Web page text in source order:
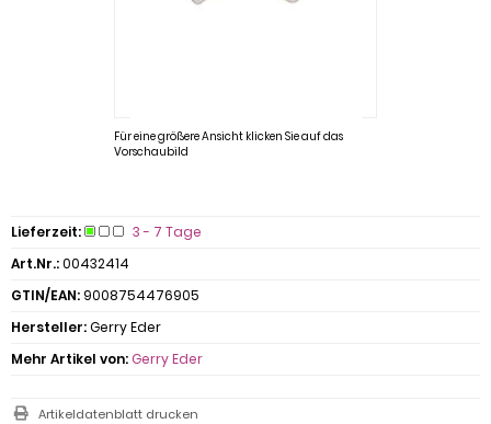
Für eine größere Ansicht klicken Sie auf das
Vorschaubild
Lieferzeit:
3 - 7 Tage
Art.Nr.:00432414
GTIN/EAN: 9008754476905
Hersteller:Gerry Eder
Mehr Artikel von: Gerry Eder
Artikeldatenblatt drucken